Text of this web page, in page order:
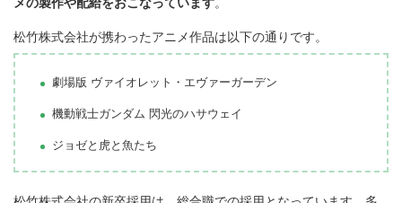
松竹株式会社が携わったアニメ作品は以下の通りです。
劇場版 ヴァイオレット・エヴァーガーデン
機動戦士ガンダム 閃光のハサウェイ
ジョゼと虎と魚たち